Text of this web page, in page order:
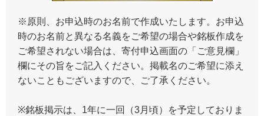
※原則、お申込時のお名前で作成いたします。お申込
時のお名前と異なる名義をご希望の場合や銘板作成を
ご希望されない場合は、寄付申込画面の「ご意見欄」
欄にその旨をご記入ください。掲載名のご希望に添え
ないこともございますので、ご了承ください。
※銘板掲示は、1年に一回（3月頃）を予定しておりま